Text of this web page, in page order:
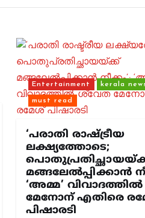
Entertainment kerala
must read
‘പരാതി രാഷ്ട്രീയ
ലക്ഷ്യത്തോടെ;
മങ്ങലേല്‍പ്പിക്കാന്‍
‘അമ്മ’
മേനോന് എതിരെ
പിഷാരടി